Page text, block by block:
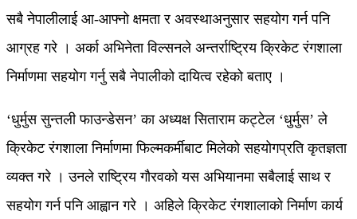
सबै नेपालीलाई आ-आफ्नो क्षमता र अवस्थाअनुसार सहयोग गर्न पनि
आग्रह गरे । अर्का अभिनेता विल्सनले अन्तर्राष्ट्रिय क्रिकेट रंगशाला
निर्माणमा सहयोग गर्नु सबै नेपालीको दायित्व रहेको बताए ।
‘धुर्मुस सुन्तली फाउन्डेसन’ का अध्यक्ष सिताराम कट्टेल ‘धुर्मुस’ ले
क्रिकेट रंगशाला निर्माणमा फिल्मकर्मीबाट मिलेको सहयोगप्रति कृतज्ञता
व्यक्त गरे । उनले राष्ट्रिय गौरवको यस अभियानमा सबैलाई साथ र
सहयोग गर्न पनि आह्वान गरे । अहिले क्रिकेट रंगशालाको निर्माण कार्य